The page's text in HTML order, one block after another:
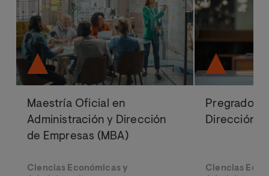
Maestría Oficial en
Administración y Dirección
de Empresas (MBA)
Ciencias Económicas y
Pregrado
Dirección
Ciencias